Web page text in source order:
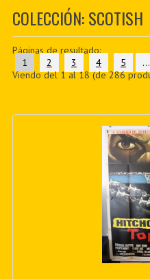
PDF
COLECCIÓN: SCOTISH
Páginas de resultado:
1
2 3 4 5 ...
Viendo del1al18(de286